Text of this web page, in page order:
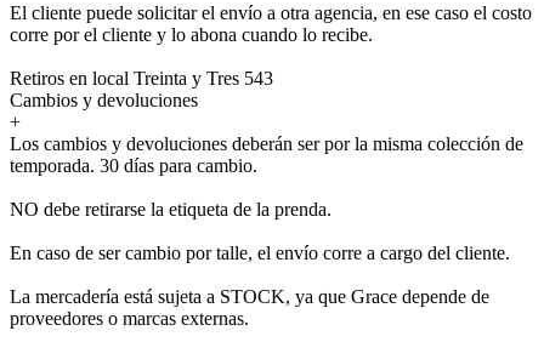
El cliente puede solicitar el envío a otra agencia, en ese caso el costo
corre por el cliente y lo abona cuando lo recibe.
Retiros en local Treinta y Tres 543
Cambios y devoluciones
+
Los cambios y devoluciones deberán ser por la misma colección de
temporada. 30 días para cambio.
NO debe retirarse la etiqueta de la prenda.
En caso de ser cambio por talle, el envío corre a cargo del cliente.
La mercadería está sujeta a STOCK, ya que Grace depende de
proveedores o marcas externas.